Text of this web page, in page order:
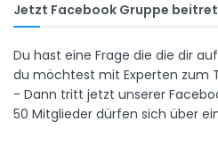
Jetzt Facebook Gruppe
Du hast eine Frage die die dir
du möchtest mit Experten zum
- Dann tritt jetzt unserer
50 Mitglieder dürfen sich über